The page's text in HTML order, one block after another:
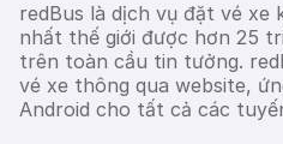
redBus là dịch vụ đặt vé
nhất thế giới được hơn 25
trên toàn cầu tin tưởng.
vé xe thông qua website,
Android cho tất cả các